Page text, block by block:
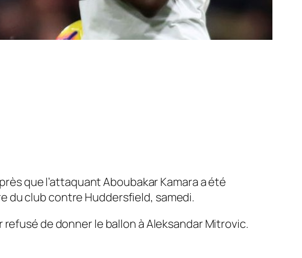
que l’attaquant Aboubakar Kamara a été
du club contre Huddersfield, samedi.
de donner le ballon à Aleksandar Mitrovic.